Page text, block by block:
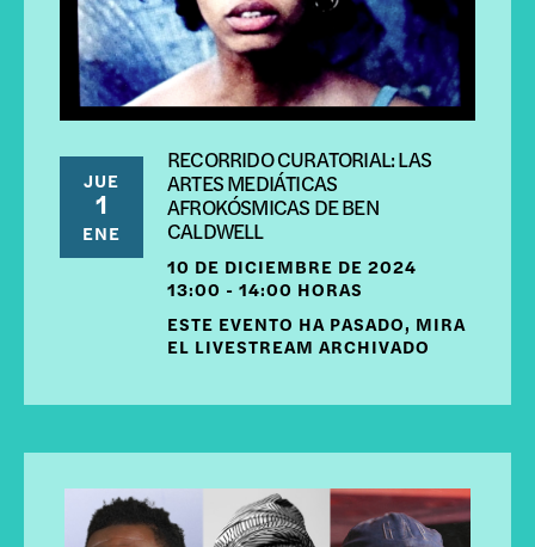
JUE
1
ENE
RECORRIDO CURATORIAL: LAS
ARTES MEDIÁTICAS
AFROKÓSMICAS DE BEN
CALDWELL
10 DE DICIEMBRE DE 2024
13:00 - 14:00 HORAS
ESTE EVENTO HA PASADO, MIRA
EL LIVESTREAM ARCHIVADO